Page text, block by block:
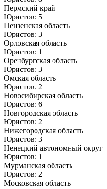
Пермский край
Юристов: 5
Пензенская область
Юристов: 3
Орловская область
Юристов: 1
Оренбургская область
Юристов: 3
Омская область
Юристов: 2
Новосибирская область
Юристов: 6
Новгородская область
Юристов: 2
Нижегородская область
Юристов: 3
Ненецкий автономный округ
Юристов: 1
Мурманская область
Юристов: 2
Московская область